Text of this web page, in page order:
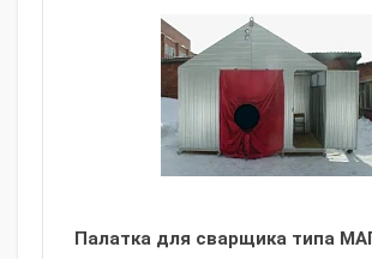
Палатка для сварщика типа